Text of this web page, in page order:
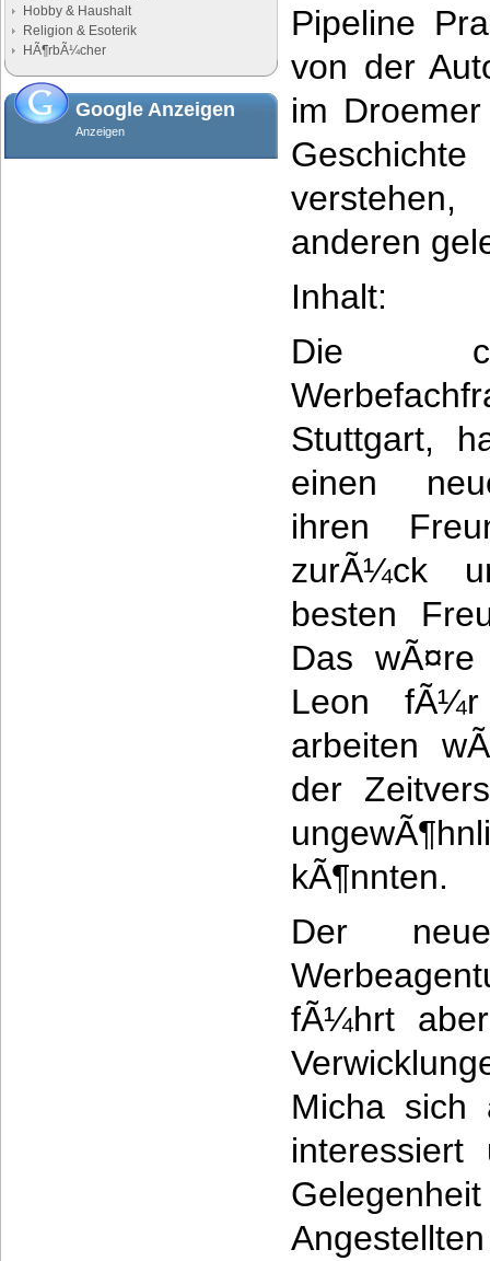
Hobby & Haushalt
Religion & Esoterik
HÃ¶rbÃ¼cher
Google Anzeigen
Anzeigen
Pipeline
von der
im
anderen
Inhalt:
Die
Stuttgart,
einen
ihren
zurÃ¼ck
besten
Das
Leon
arbeiten
der
kÃ¶nnten.
Der
fÃ¼hrt
Micha sich